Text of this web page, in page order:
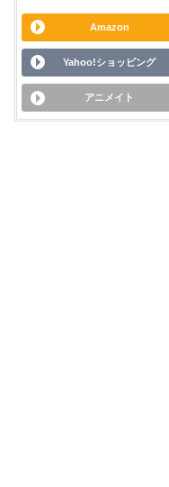
Amazon
Yahoo!ショッピング
アニメイト